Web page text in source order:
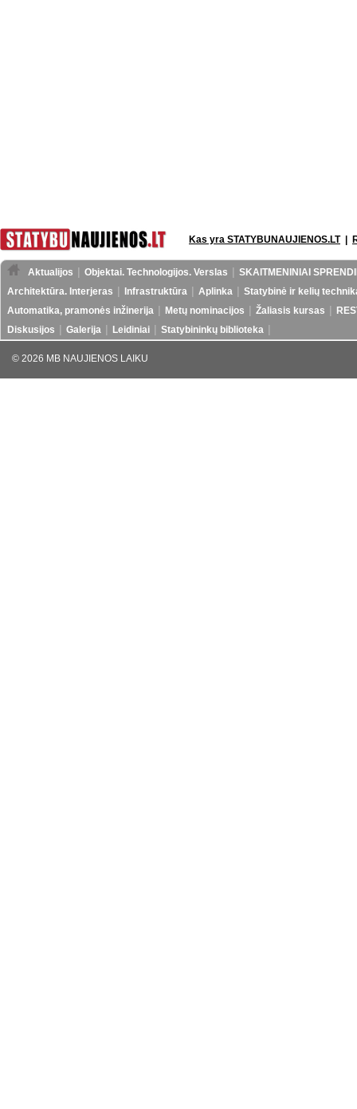
Kas yra STATYBUNAUJIENOS.LT|
Aktualijos Objektai. Technologijos. Verslas
SKAITMENINIAI
Architektūra. Interjeras
Infrastruktūra Aplinka
Statybinė ir kelių
Automatika, pramonės inžinerija
Metų nominacijos Žaliasis kursas
Diskusijos
Galerija Leidiniai Statybininkų biblioteka
© 2026 MB NAUJIENOS LAIKU